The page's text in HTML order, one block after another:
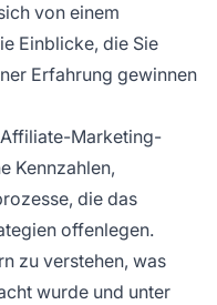
von einem
Einblicke, die Sie
Erfahrung gewinnen
Marketing-
Kennzahlen,
die das
offenlegen.
zu verstehen, was
wurde und unter